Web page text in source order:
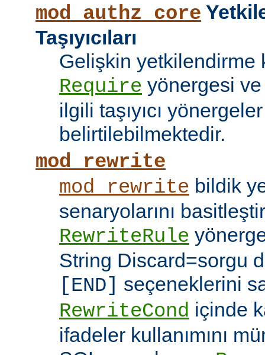
mod_authz_core
Taşıyıcıları
Gelişkin yetkilendirme
Require yönergesi
ilgili taşıyıcı
belirtilebilmektedir.
mod_rewrite
mod_rewrite bildik
senaryolarını
RewriteRule
String Discard=sorgu
[END]
seçeneklerini
RewriteCond içinde
ifadeler kullanımını